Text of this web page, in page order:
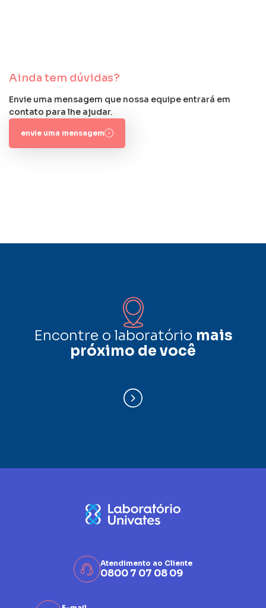
Ainda tem dúvidas?
Envie uma mensagem que nossa equipe entrará em
contato para lhe ajudar.
envie uma mensagem
Encontre o laboratório mais
próximo de você
Atendimento ao Cliente
0800 7 07 08 09